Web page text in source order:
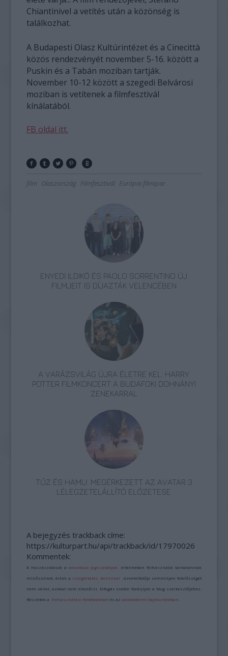
Chiantinivel a vetítés után a közönség is
találkozhat.
A Budapesti Olasz Kultúrintézet és a Cinecittà
közös rendezvényét november 5-16. között a
Puskin és a Tabán moziban tartják.
November 10-12 között a szegedi Belvárosi
moziban is vetítenek a filmfesztivál
kínálatából.
FB oldal itt.
film Olaszország Filmfesztivál Európai filmipar
ENYEDI ILDIKÓ ÉS PAOLO SORRENTINO ÚJ
FILMJEIT IS DÍJAZTÁK VELENCÉBEN
A VARÁZSVILÁG ÚJRA ÉLETRE KEL: HARRY
POTTER FILMKONCERT A BUDAFOKI DOHNÁNYI
ZENEKARRAL
TŰZ ÉS HAMU: MEGÉRKEZETT AZ AVATAR 3
LÉLEGZETELÁLLÍTÓ ELŐZETESE
A bejegyzés trackback címe:
https://kulturpart.hu/api/trackback/id/17970026
Kommentek:
A hozzászólások avonatkozó jogszabályok értelmében felhasználói tartalomnak
minősülnek, értük a szolgáltatás technikai üzemeltetője semmilyen felelősséget
nem vállal, azokat nem ellenőrzi. Kifogás esetén forduljon a blog szerkesztőjéhez.
Részletek a Felhasználási feltételekben és azadatvédelmi tájékoztatóban